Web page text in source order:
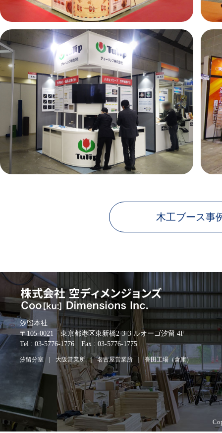
木工ブース
汐留本社
〒105-0021 東京都港区東新橋2-3-3 ルオーゴ汐留 4F
Tel : 03-5776-1776 Fax : 03-5776-1775
汐留分室 大阪営業所 名古屋営業所 誉田工場（倉庫）